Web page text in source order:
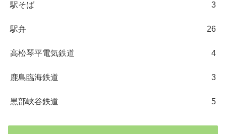
駅そば 3
駅弁 26
高松琴平電気鉄道 4
鹿島臨海鉄道 3
黒部峡谷鉄道 5